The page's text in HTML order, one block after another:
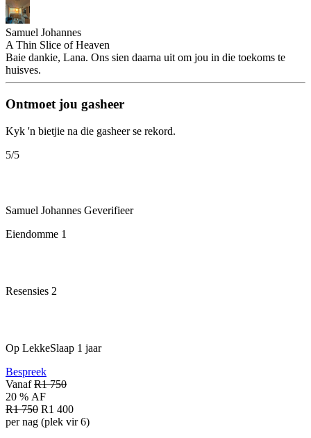
Samuel Johannes
A Thin Slice of Heaven
Baie dankie, Lana. Ons sien daarna uit om jou in die toekoms te
huisves.
Ontmoet jou gasheer
Kyk 'n bietjie na die gasheer se rekord.
5/5
Samuel Johannes Geverifieer
Eiendomme 1
Resensies 2
Op LekkeSlaap 1 jaar
Bespreek
Vanaf R1 750
20 % AF
R1 750 R1 400
per nag (plek vir 6)